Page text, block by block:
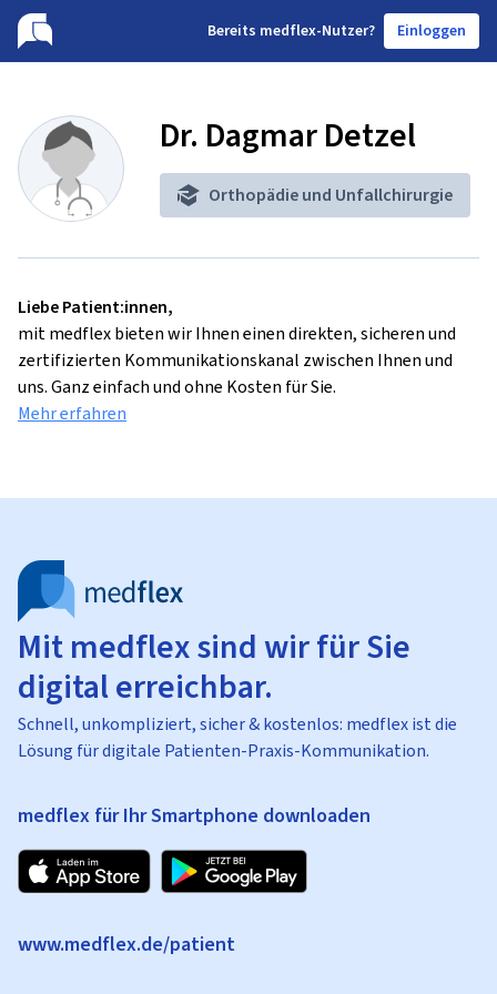
Bereits medflex-Nutzer? Einloggen
Dr. Dagmar Detzel
Orthopädie und Unfallchirurgie
Liebe Patient:innen,
mit medflex bieten wir Ihnen einen direkten, sicheren und
zertifizierten Kommunikationskanal zwischen Ihnen und
uns. Ganz einfach und ohne Kosten für Sie.
Mehr erfahren
Mit medflex sind wir für Sie
digital erreichbar.
Schnell, unkompliziert, sicher & kostenlos: medflex ist die
Lösung für digitale Patienten-Praxis-Kommunikation.
medflex für Ihr Smartphone downloaden
www.medflex.de/patient